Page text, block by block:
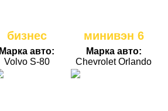
бизнес
Марка авто:
Volvo S-80
минивэн 6
Марка авто:
Chevrolet Orlando